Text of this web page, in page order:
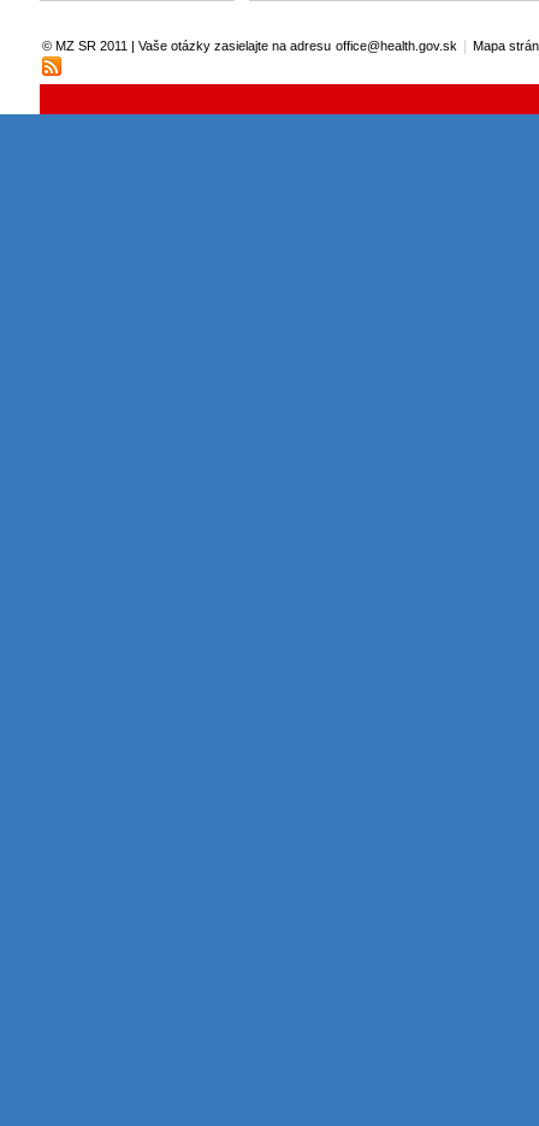
© MZ SR 2011 | Vaše otázky zasielajte na adresu office@health.gov.sk Mapa